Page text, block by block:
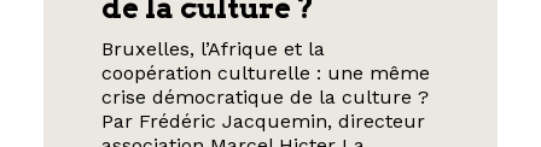
de la culture ?
Bruxelles, l’Afrique et la
coopération culturelle : une même
crise démocratique de la culture ?
Par Frédéric Jacquemin, directeur